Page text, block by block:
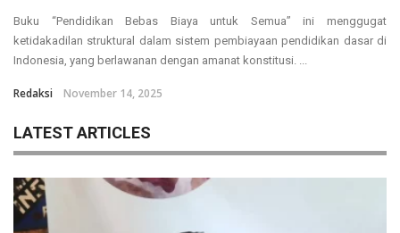
Buku “Pendidikan Bebas Biaya untuk Semua” ini menggugat
ketidakadilan struktural dalam sistem pembiayaan pendidikan dasar di
Indonesia, yang berlawanan dengan amanat konstitusi. ...
Redaksi November 14, 2025
LATEST ARTICLES